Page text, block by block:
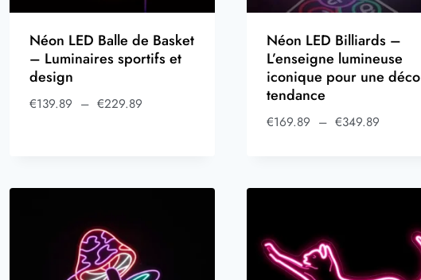
Néon LED Balle de Basket
– Luminaires sportifs et
design
€139.89 – €229.89
Néon LED Billiards –
L’enseigne lumineuse
iconique pour une déco
tendance
€169.89 – €349.89